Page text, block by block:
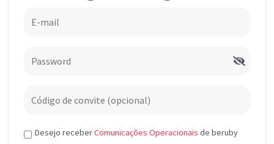
Desejo receberComunicações Operacionais de beruby